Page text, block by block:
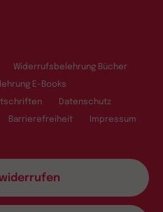
Widerrufsbelehrung Bücher
E-Books
Datenschutz
Barrierefreiheit Impressum